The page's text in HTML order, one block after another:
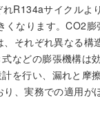
R134aサイクル
なります。CO2
それぞれ異なる構
などの膨張機構は
を行い、漏れと摩
、実務での適用が